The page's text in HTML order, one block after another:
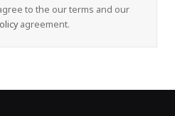
to the our terms and our
agreement.